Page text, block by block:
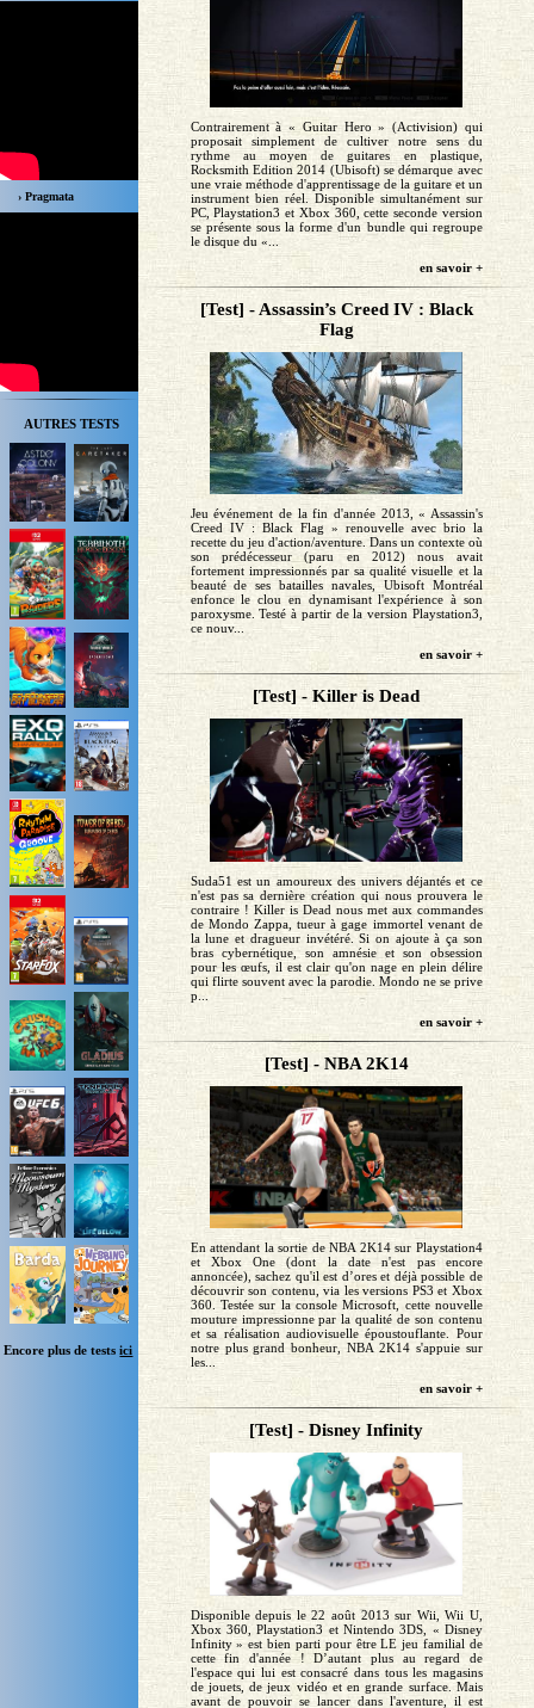
› Pragmata
AUTRES TESTS
Encore plus de testsici
Contrairement à « Guitar Hero » (Activision) qui
proposait simplement de cultiver notre sens du
rythme au moyen de guitares en plastique,
Rocksmith Edition 2014 (Ubisoft) se démarque avec
une vraie méthode d'apprentissage de la guitare et un
instrument bien réel. Disponible simultanément sur
PC, Playstation3 et Xbox 360, cette seconde version
se présente sous la forme d'un bundle qui regroupe
le disque du «...
en savoir +
[Test] - Assassin’s Creed IV : Black
Flag
Jeu événement de la fin d'année 2013, « Assassin's
Creed IV : Black Flag » renouvelle avec brio la
recette du jeu d'action/aventure. Dans un contexte où
son prédécesseur (paru en 2012) nous avait
fortement impressionnés par sa qualité visuelle et la
beauté de ses batailles navales, Ubisoft Montréal
enfonce le clou en dynamisant l'expérience à son
paroxysme. Testé à partir de la version Playstation3,
ce nouv...
en savoir +
[Test] - Killer is Dead
Suda51 est un amoureux des univers déjantés et ce
n'est pas sa dernière création qui nous prouvera le
contraire ! Killer is Dead nous met aux commandes
de Mondo Zappa, tueur à gage immortel venant de
la lune et dragueur invétéré. Si on ajoute à ça son
bras cybernétique, son amnésie et son obsession
pour les œufs, il est clair qu'on nage en plein délire
qui flirte souvent avec la parodie. Mondo ne se prive
p...
en savoir +
[Test] - NBA 2K14
En attendant la sortie de NBA 2K14 sur Playstation4
et Xbox One (dont la date n'est pas encore
annoncée), sachez qu'il est d’ores et déjà possible de
découvrir son contenu, via les versions PS3 et Xbox
360. Testée sur la console Microsoft, cette nouvelle
mouture impressionne par la qualité de son contenu
et sa réalisation audiovisuelle époustouflante. Pour
notre plus grand bonheur, NBA 2K14 s'appuie sur
les...
en savoir +
[Test] - Disney Infinity
Disponible depuis le 22 août 2013 sur Wii, Wii U,
Xbox 360, Playstation3 et Nintendo 3DS, « Disney
Infinity » est bien parti pour être LE jeu familial de
cette fin d'année ! D’autant plus au regard de
l'espace qui lui est consacré dans tous les magasins
de jouets, de jeux vidéo et en grande surface. Mais
avant de pouvoir se lancer dans l'aventure, il est